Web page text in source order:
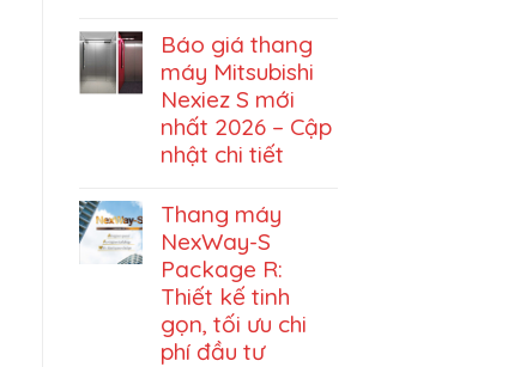
Báo giá thang
máy Mitsubishi
Nexiez S mới
nhất 2026 – Cập
nhật chi tiết
Thang máy
NexWay-S
Package R:
Thiết kế tinh
gọn, tối ưu chi
phí đầu tư